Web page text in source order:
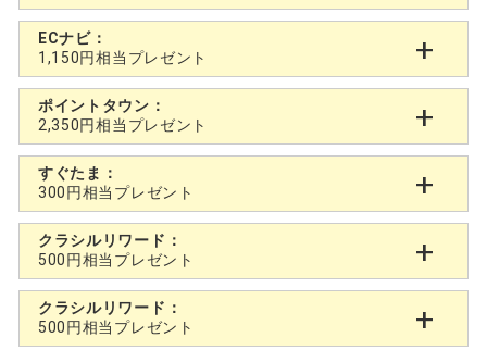
ECナビ：
1,150円相当プレゼント
ポイントタウン：
2,350円相当プレゼント
すぐたま：
300円相当プレゼント
クラシルリワード：
500円相当プレゼント
クラシルリワード：
500円相当プレゼント